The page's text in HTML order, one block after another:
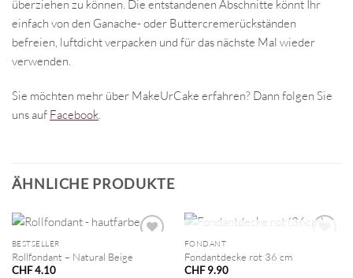
überziehen zu können. Die entstandenen Abschnitte könnt Ihr
einfach von den Ganache- oder Buttercremerückständen
befreien, luftdicht verpacken und für das nächste Mal wieder
verwenden.
Sie möchten mehr über MakeUrCake erfahren? Dann folgen Sie
uns auf Facebook
ÄHNLICHE PRODUKTE
BESTSELLER
Rollfondant – Natural Beige
CHF4.10
NICHT VORRÄTIG
FONDANT
Fondantdecke rot 36 cm
CHF9.90